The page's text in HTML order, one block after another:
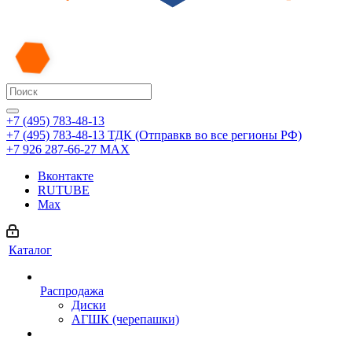
+7 (495) 783-48-13
+7 (495) 783-48-13 ТДК (Отправкв во все регионы РФ)
+7 926 287-66-27 МАХ
Вконтакте
RUTUBE
Max
Каталог
Распродажа
Диски
АГШК (черепашки)